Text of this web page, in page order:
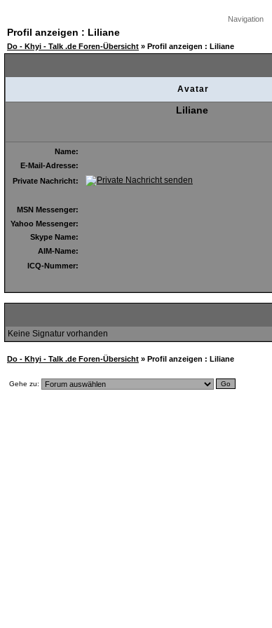
Navigation
Profil anzeigen : Liliane
Do - Khyi - Talk .de Foren-Übersicht » Profil anzeigen : Liliane
Avatar
Liliane
Name:
E-Mail-Adresse:
Private Nachricht:
MSN Messenger:
Yahoo Messenger:
Skype Name:
AIM-Name:
ICQ-Nummer:
Keine Signatur vorhanden
Do - Khyi - Talk .de Foren-Übersicht » Profil anzeigen : Liliane
Gehe zu: